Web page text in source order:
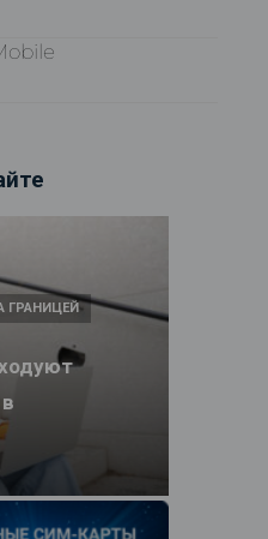
ГРАНИЦЕЙ